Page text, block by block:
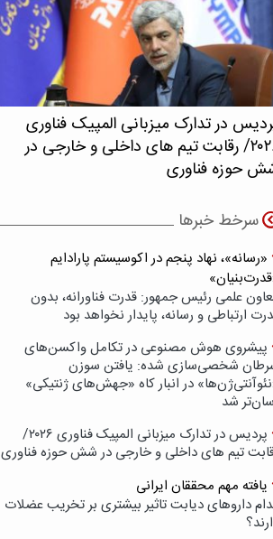
در تدارک میزبانی المپیک فناوری
۲۰۲۶/ رقابت تیم های داخلی و خارجی در
حوزه فناوری
سرخط خبرها
«رسانه»، نهاد پنجم در اکوسیستم پارادایم
علمی رئیس جمهور: قدرت فناورانه، بدون
ارتباطی و رسانه، پایدار نخواهد بود
پیشروی هوش مصنوعی در تکامل واکسن‌های
شخصی‌سازی شده: یافتن سوزن
در انبار کاه «جهش‌های ژنتیکی»
شد
پردیس در تدارک میزبانی المپیک فناوری ۲۰۲۶/
تیم های داخلی و خارجی در شش حوزه فناوری
یافته مهم محققان ایرانی
داروهای دیابت تاثیر بیشتری بر تخریب عضلات